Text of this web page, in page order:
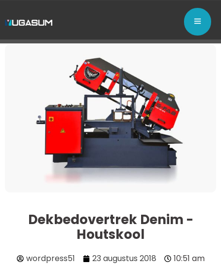
Dekbedovertrek Denim -
Houtskool
wordpress51 23 augustus 2018 10:51 am